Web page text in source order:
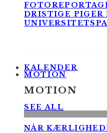
DRISTIGE PIGER
KALENDER
MOTION
MOTION
SEE ALL
NÅR